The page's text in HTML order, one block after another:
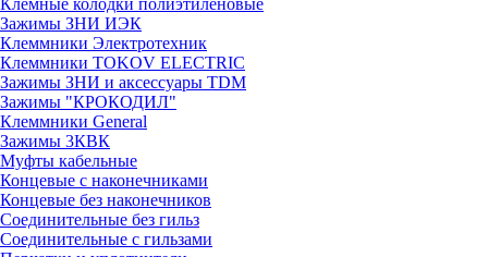
Клемные колодки полиэтиленовые
Зажимы ЗНИ ИЭК
Клеммники Электротехник
Клеммники TOKOV ELECTRIC
Зажимы ЗНИ и аксессуары TDM
Зажимы "КРОКОДИЛ"
Клеммники General
Зажимы 3КВК
Муфты кабельные
Концевые с наконечниками
Концевые без наконечников
Соединительные без гильз
Соединительные с гильзами